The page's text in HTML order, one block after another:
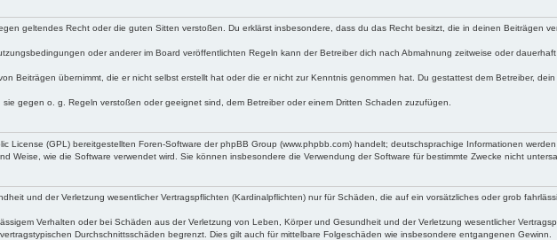
geltendes Recht oder die guten Sitten verstoßen. Du erklärst insbesondere, dass du das Recht besitzt, die in deinen Beiträgen
oder anderer im Board veröffentlichten Regeln kann der Betreiber dich nach Abmahnung zeitweise oder
Beiträgen übernimmt, die er nicht selbst erstellt hat oder die er nicht zur Kenntnis genommen hat. Du gestattest dem Betreiber,
gegen o. g. Regeln verstoßen oder geeignet sind, dem Betreiber oder einem Dritten Schaden zuzufügen.
License (GPL) bereitgestellten Foren-Software der phpBB Group (www.phpbb.com) handelt; deutschsprachige Informationen
Weise, wie die Software verwendet wird. Sie können insbesondere die Verwendung der Software für bestimmte Zwecke nicht
und der Verletzung wesentlicher Vertragspflichten (Kardinalpflichten) nur für Schäden, die auf ein vorsätzliches oder grob
Verhalten oder bei Schäden aus der Verletzung von Leben, Körper und Gesundheit und der Verletzung wesentlicher
Durchschnittsschäden begrenzt. Dies gilt auch für mittelbare Folgeschäden wie insbesondere entgangenen Gewinn.